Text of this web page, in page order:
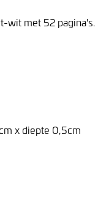
wit met 52 pagina's.
x diepte 0,5cm